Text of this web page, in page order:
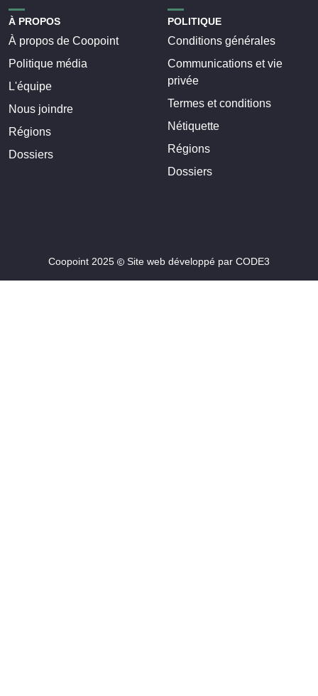
À PROPOS
À propos de Coopoint
Politique média
L'équipe
Nous joindre
Régions
Dossiers
POLITIQUE
Conditions générales
Communications et vie
privée
Termes et conditions
Nétiquette
Régions
Dossiers
Coopoint 2025 Site web développé par CODE3